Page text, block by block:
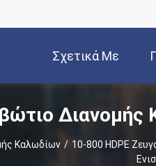
Σχετικά Με
Εμάς
Διανομής
Καλωδίων / 10-800 HDPE